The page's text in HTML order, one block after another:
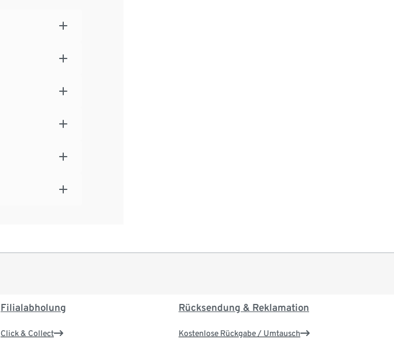
Filialabholung
Click & Collect
Rücksendung & Reklamation
Kostenlose Rückgabe / Umtausch